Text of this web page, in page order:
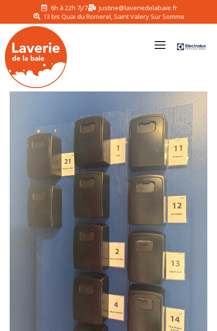
6h à 22h 7j/7
justine@laveriedelabaie.fr
13 bis Quai du Romerel, Saint Valery Sur Somme